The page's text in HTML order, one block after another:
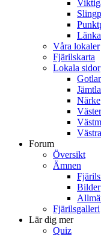
Våra lokaler
Fjärilskarta
Lokala sidor
Närke
Forum
Översikt
Ämnen
Bilder
Fjärilsgalleri
Lär dig mer
Quiz